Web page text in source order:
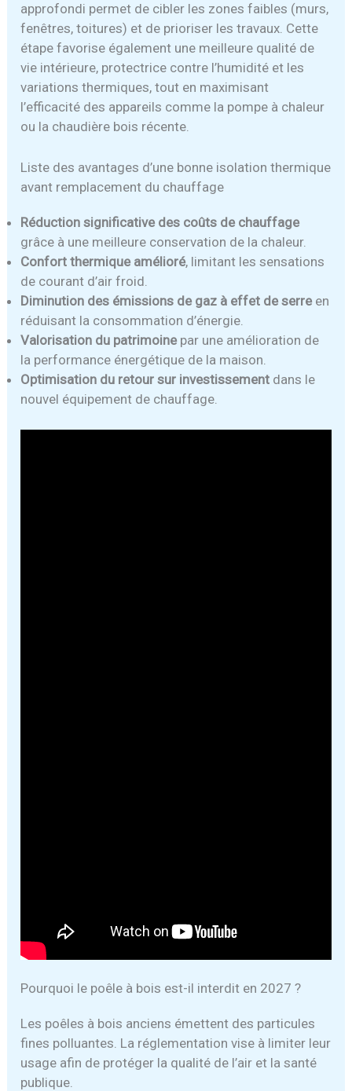
approfondi permet de cibler les zones faibles (murs,
fenêtres, toitures) et de prioriser les travaux. Cette
étape favorise également une meilleure qualité de
vie intérieure, protectrice contre l’humidité et les
variations thermiques, tout en maximisant
l’efficacité des appareils comme la pompe à chaleur
ou la chaudière bois récente.
Liste des avantages d’une bonne isolation thermique
avant remplacement du chauffage
Réduction significative des coûts de chauffage
grâce à une meilleure conservation de la chaleur.
Confort thermique amélioré, limitant les sensations
de courant d’air froid.
Diminution des émissions de gaz à effet de serreen
réduisant la consommation d’énergie.
Valorisation du patrimoinepar une amélioration de
la performance énergétique de la maison.
Optimisation du retour sur investissement dans le
nouvel équipement de chauffage.
Pourquoi le poêle à bois est-il interdit en 2027 ?
Les poêles à bois anciens émettent des particules
fines polluantes. La réglementation vise à limiter leur
usage afin de protéger la qualité de l’air et la santé
publique.